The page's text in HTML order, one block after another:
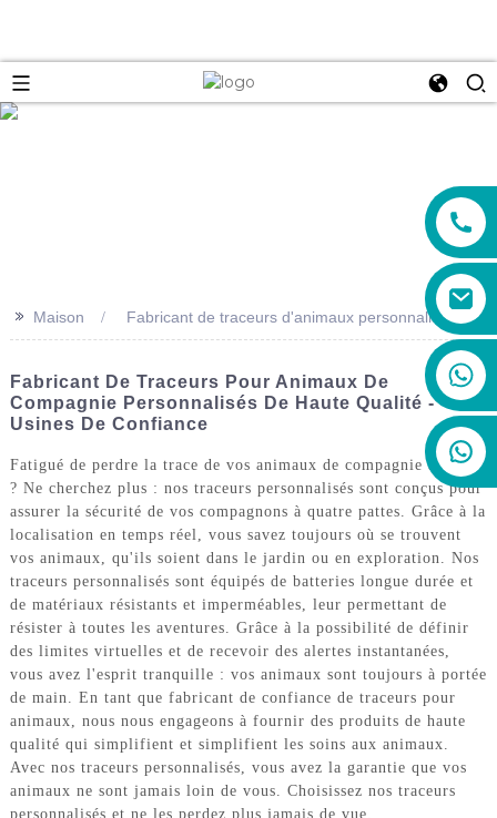
>> Maison Fabricant de traceurs d'animaux personnalisés
Fabricant De Traceurs Pour Animaux De
Compagnie Personnalisés De Haute Qualité -
Usines De Confiance
Fatigué de perdre la trace de vos animaux de compagnie adorés
? Ne cherchez plus : nos traceurs personnalisés sont conçus pour
assurer la sécurité de vos compagnons à quatre pattes. Grâce à la
localisation en temps réel, vous savez toujours où se trouvent
vos animaux, qu'ils soient dans le jardin ou en exploration. Nos
traceurs personnalisés sont équipés de batteries longue durée et
de matériaux résistants et imperméables, leur permettant de
résister à toutes les aventures. Grâce à la possibilité de définir
des limites virtuelles et de recevoir des alertes instantanées,
vous avez l'esprit tranquille : vos animaux sont toujours à portée
de main. En tant que fabricant de confiance de traceurs pour
animaux, nous nous engageons à fournir des produits de haute
qualité qui simplifient et simplifient les soins aux animaux.
Avec nos traceurs personnalisés, vous avez la garantie que vos
animaux ne sont jamais loin de vous. Choisissez nos traceurs
personnalisés et ne les perdez plus jamais de vue.